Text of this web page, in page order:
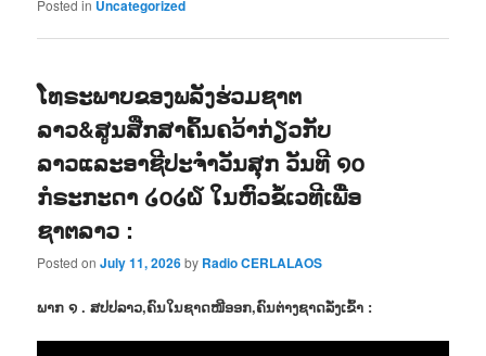
Posted in Uncategorized
ໂທຣະພາບຂອງພລັງຮ່ວມຊາຕ
ລາວ&ສູນສືກສາຄົ້ນຄວ້າກ່ຽວກັບ
ລາວແລະອາຊີປະຈຳວັນສຸກ ວັນທີ ໑໐
ກໍຣະກະດາ ໒໐໒໖ ໃນຫົວຂໍ້ເວທີເພື່ອ
ຊາຕລາວ :
Posted onJuly 11, 2026by Radio CERLALAOS
ພາກ ໑ . ສປປລາວ,ຄົນໃນຊາດໜີອອກ,ຄົນຕ່າງຊາດລັ່ງເຂົ້າ :